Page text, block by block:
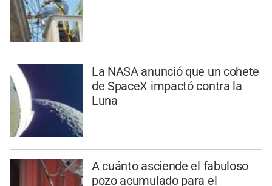
La NASA anunció que un cohete
de SpaceX impactó contra la
Luna
A cuánto asciende el fabuloso
pozo acumulado para el